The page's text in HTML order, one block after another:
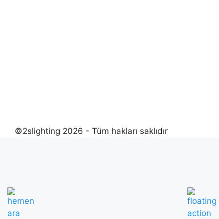
©2slighting 2026 - Tüm hakları saklıdır